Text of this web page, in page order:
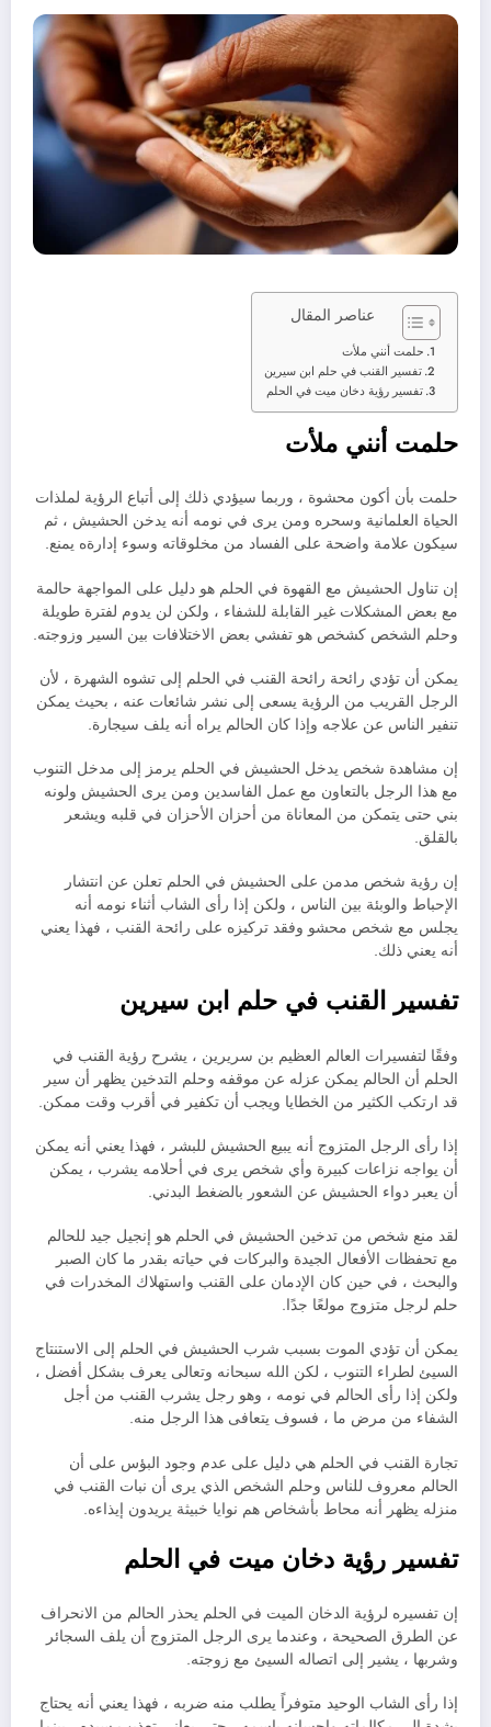
عناصر المقال
حلمت أنني ملأت
تفسير القنب في حلم ابن سيرين
تفسير رؤية دخان ميت في الحلم
حلمت أنني ملأت
حلمت بأن أكون محشوة ، وربما سيؤدي ذلك إلى أتباع الرؤية لملذات
الحياة العلمانية وسحره ومن يرى في نومه أنه يدخن الحشيش ، ثم
سيكون علامة واضحة على الفساد من مخلوقاته وسوء إدارةه يمنع.
إن تناول الحشيش مع القهوة في الحلم هو دليل على المواجهة حالمة
مع بعض المشكلات غير القابلة للشفاء ، ولكن لن يدوم لفترة طويلة
وحلم الشخص كشخص هو تفشي بعض الاختلافات بين السير وزوجته.
يمكن أن تؤدي رائحة رائحة القنب في الحلم إلى تشوه الشهرة ، لأن
الرجل القريب من الرؤية يسعى إلى نشر شائعات عنه ، بحيث يمكن
تنفير الناس عن علاجه وإذا كان الحالم يراه أنه يلف سيجارة.
إن مشاهدة شخص يدخل الحشيش في الحلم يرمز إلى مدخل التنوب
مع هذا الرجل بالتعاون مع عمل الفاسدين ومن يرى الحشيش ولونه
بني حتى يتمكن من المعاناة من أحزان الأحزان في قلبه ويشعر
بالقلق.
إن رؤية شخص مدمن على الحشيش في الحلم تعلن عن انتشار
الإحباط والوبئة بين الناس ، ولكن إذا رأى الشاب أثناء نومه أنه
يجلس مع شخص محشو وفقد تركيزه على رائحة القنب ، فهذا يعني
أنه يعني ذلك.
تفسير القنب في حلم ابن سيرين
وفقًا لتفسيرات العالم العظيم بن سريرين ، يشرح رؤية القنب في
الحلم أن الحالم يمكن عزله عن موقفه وحلم التدخين يظهر أن سير
قد ارتكب الكثير من الخطايا ويجب أن تكفير في أقرب وقت ممكن.
إذا رأى الرجل المتزوج أنه يبيع الحشيش للبشر ، فهذا يعني أنه يمكن
أن يواجه نزاعات كبيرة وأي شخص يرى في أحلامه يشرب ، يمكن
أن يعبر دواء الحشيش عن الشعور بالضغط البدني.
لقد منع شخص من تدخين الحشيش في الحلم هو إنجيل جيد للحالم
مع تحفظات الأفعال الجيدة والبركات في حياته بقدر ما كان الصبر
والبحث ، في حين كان الإدمان على القنب واستهلاك المخدرات في
حلم لرجل متزوج مولعًا جدًا.
يمكن أن تؤدي الموت بسبب شرب الحشيش في الحلم إلى الاستنتاج
السيئ لطراء التنوب ، لكن الله سبحانه وتعالى يعرف بشكل أفضل ،
ولكن إذا رأى الحالم في نومه ، وهو رجل يشرب القنب من أجل
الشفاء من مرض ما ، فسوف يتعافى هذا الرجل منه.
تجارة القنب في الحلم هي دليل على عدم وجود البؤس على أن
الحالم معروف للناس وحلم الشخص الذي يرى أن نبات القنب في
منزله يظهر أنه محاط بأشخاص هم نوايا خبيثة يريدون إيذاءه.
تفسير رؤية دخان ميت في الحلم
إن تفسيره لرؤية الدخان الميت في الحلم يحذر الحالم من الانحراف
عن الطرق الصحيحة ، وعندما يرى الرجل المتزوج أن يلف السجائر
وشربها ، يشير إلى اتصاله السيئ مع زوجته.
إذا رأى الشاب الوحيد متوفراً يطلب منه ضربه ، فهذا يعني أنه يحتاج